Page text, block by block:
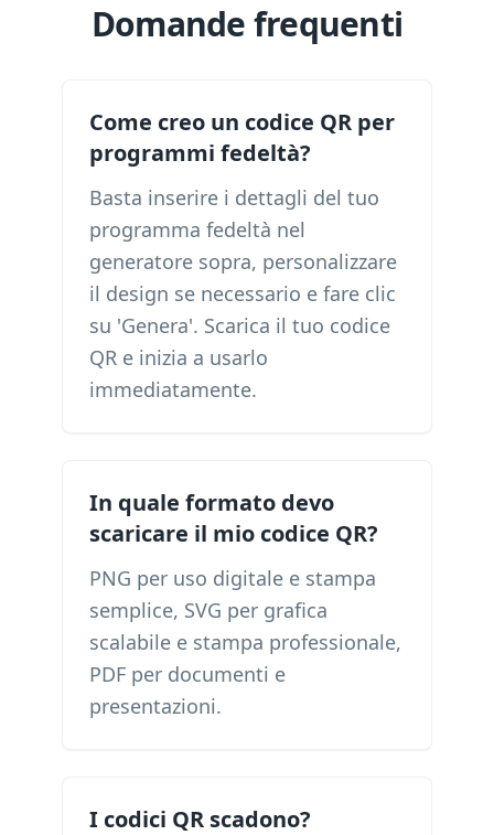
Domande frequenti
Come creo un codice QR per
programmi fedeltà?
Basta inserire i dettagli del tuo
programma fedeltà nel
generatore sopra, personalizzare
il design se necessario e fare clic
su 'Genera'. Scarica il tuo codice
QR e inizia a usarlo
immediatamente.
In quale formato devo
scaricare il mio codice QR?
PNG per uso digitale e stampa
semplice, SVG per grafica
scalabile e stampa professionale,
PDF per documenti e
presentazioni.
I codici QR scadono?